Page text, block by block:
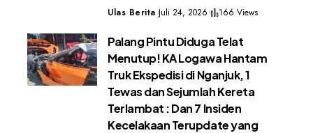
Ulas Berita Juli 24, 2026 166 Views
Palang Pintu Diduga Telat
Menutup! KA Logawa Hantam
Truk Ekspedisi di Nganjuk, 1
Tewas dan Sejumlah Kereta
Terlambat : Dan 7 Insiden
Kecelakaan Terupdate yang